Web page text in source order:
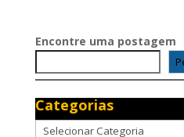
Encontre uma postagem
Categorias
Categorias